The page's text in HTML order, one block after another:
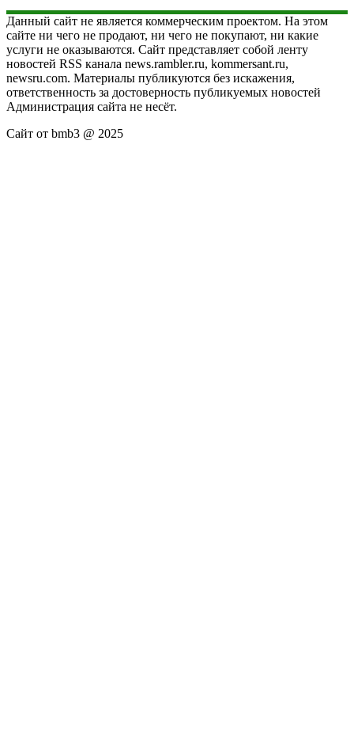
Данный сайт не является коммерческим проектом. На этом
сайте ни чего не продают, ни чего не покупают, ни какие
услуги не оказываются. Сайт представляет собой ленту
новостей RSS канала news.rambler.ru, kommersant.ru,
newsru.com. Материалы публикуются без искажения,
ответственность за достоверность публикуемых новостей
Администрация сайта не несёт.
Сайт от bmb3 @ 2025